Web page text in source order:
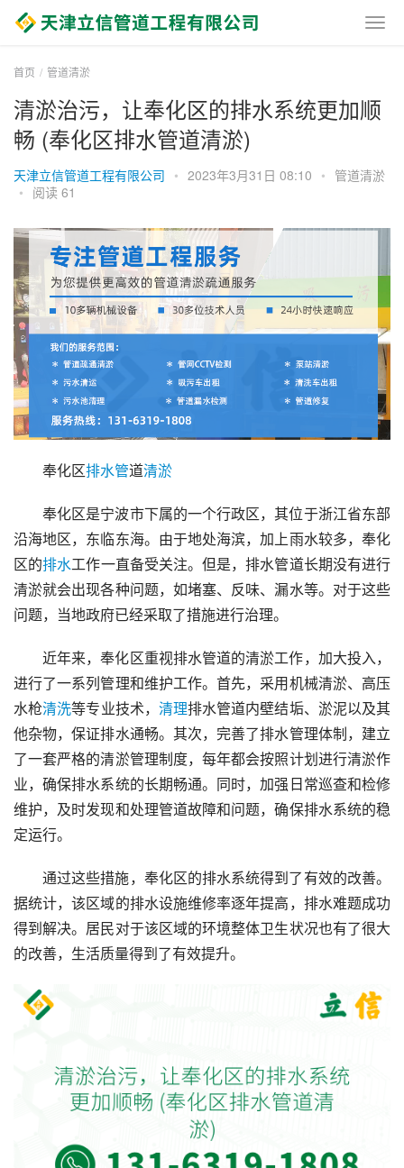
首页 管道清淤
清淤治污，让奉化区的排水系统更加顺
畅 (奉化区排水管道清淤)
天津立信管道工程有限公司 • 2023年3月31日 08:10 • 管道清淤
• 阅读 61
奉化区排水管道清淤
奉化区是宁波市下属的一个行政区，其位于浙江省东部
沿海地区，东临东海。由于地处海滨，加上雨水较多，奉化
区的排水工作一直备受关注。但是，排水管道长期没有进行
清淤就会出现各种问题，如堵塞、反味、漏水等。对于这些
问题，当地政府已经采取了措施进行治理。
近年来，奉化区重视排水管道的清淤工作，加大投入，
进行了一系列管理和维护工作。首先，采用机械清淤、高压
水枪清洗等专业技术， 清理排水管道内壁结垢、淤泥以及其
他杂物，保证排水通畅。其次，完善了排水管理体制，建立
了一套严格的清淤管理制度，每年都会按照计划进行清淤作
业，确保排水系统的长期畅通。同时，加强日常巡查和检修
维护，及时发现和处理管道故障和问题，确保排水系统的稳
定运行。
通过这些措施，奉化区的排水系统得到了有效的改善。
据统计，该区域的排水设施维修率逐年提高，排水难题成功
得到解决。居民对于该区域的环境整体卫生状况也有了很大
的改善，生活质量得到了有效提升。